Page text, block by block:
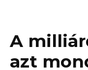
A
azt